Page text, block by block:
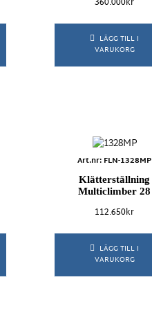
LÄGG TILL I
VARUKORG
Art.nr: FLN-1328MP
Klätterställning
Multiclimber 28
112.650kr
LÄGG TILL I
VARUKORG